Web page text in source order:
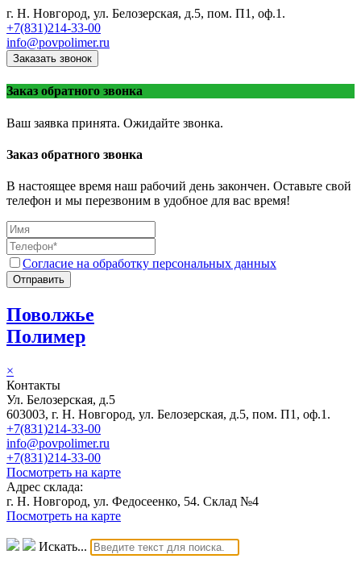
г. Н. Новгород, ул. Белозерская, д.5, пом. П1, оф.1.
+7(831)214-33-00
info@povpolimer.ru
Заказать звонок
Заказ обратного звонка
Ваш заявка принята. Ожидайте звонка.
Заказ обратного звонка
В настоящее время наш рабочий день закончен. Оставьте свой
телефон и мы перезвоним в удобное для вас время!
Согласие на обработку персональных данных
Отправить
Поволжье
Полимер
×
Контакты
Ул. Белозерская, д.5
603003, г. Н. Новгород, ул. Белозерская, д.5, пом. П1, оф.1.
+7(831)214-33-00
info@povpolimer.ru
+7(831)214-33-00
Посмотреть на карте
Адрес склада:
г. Н. Новгород, ул. Федосеенко, 54. Склад №4
Посмотреть на карте
Искать...